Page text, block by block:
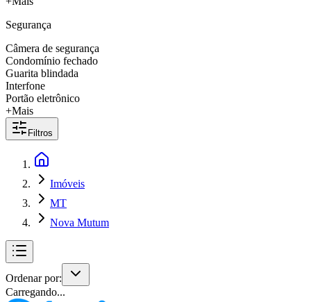
Segurança
Câmera de segurança
Condomínio fechado
Guarita blindada
Interfone
Portão eletrônico
+Mais
Filtros
Imóveis
MT
Nova Mutum
Ordenar por:
Carregando...